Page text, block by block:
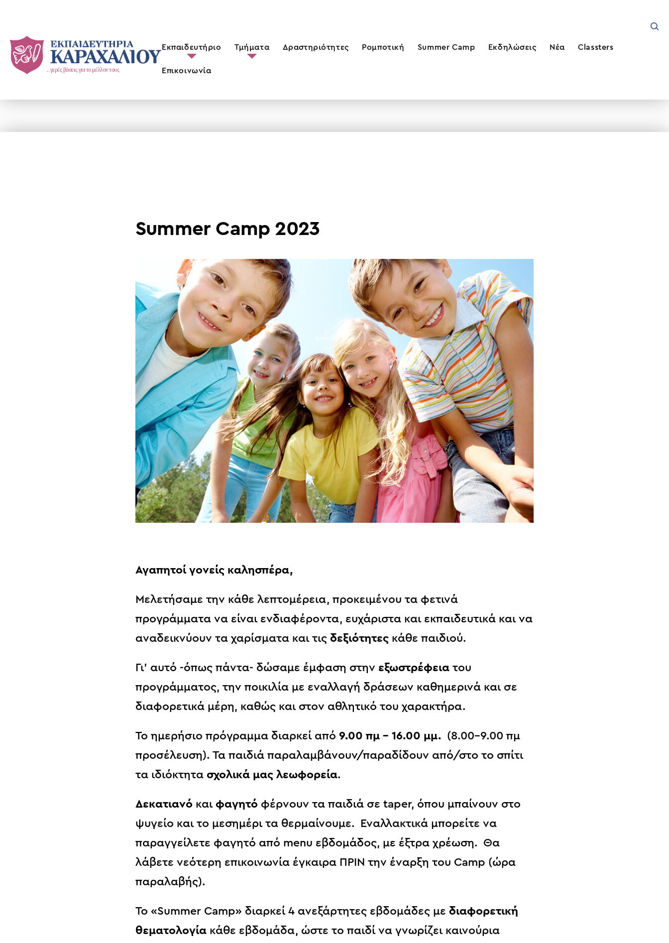
content
Εκπαιδευτήριο Τμήματα Δραστηριότητες Ρομποτική Summer Camp Εκδηλώσεις Νέα Classters
Επικοινωνία
Summer Camp 2023
Αγαπητοί γονείς καλησπέρα,
Μελετήσαμε την κάθε λεπτομέρεια, προκειμένου τα φετινά
προγράμματα να είναι ενδιαφέροντα, ευχάριστα και εκπαιδευτικά και να
αναδεικνύουν τα χαρίσματα και τις δεξιότητες κάθε παιδιού.
Γι’ αυτό -όπως πάντα- δώσαμε έμφαση στην εξωστρέφεια του
προγράμματος, την ποικιλία με εναλλαγή δράσεων καθημερινά και σε
διαφορετικά μέρη, καθώς και στον αθλητικό του χαρακτήρα.
Το ημερήσιο πρόγραμμα διαρκεί από 9.00 πμ – 16.00 μμ. (8.00-9.00 πμ
προσέλευση). Τα παιδιά παραλαμβάνουν/παραδίδουν από/στο το σπίτι
τα ιδιόκτητα σχολικά μας λεωφορεία.
Δεκατιανό και φαγητό φέρνουν τα παιδιά σε taper, όπου μπαίνουν στο
ψυγείο και το μεσημέρι τα θερμαίνουμε. Εναλλακτικά μπορείτε να
παραγγείλετε φαγητό από menu εβδομάδος, με έξτρα χρέωση. Θα
λάβετε νεότερη επικοινωνία έγκαιρα ΠΡΙΝ την έναρξη του Camp (ώρα
παραλαβής).
Το «Summer Camp» διαρκεί 4 ανεξάρτητες εβδομάδες με διαφορετική
θεματολογία κάθε εβδομάδα, ώστε το παιδί να γνωρίζει καινούρια